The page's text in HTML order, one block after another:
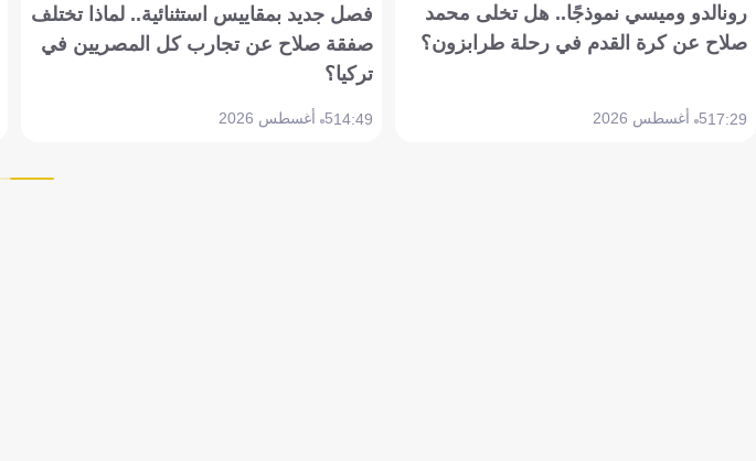
رونالدو وميسي نموذجًا.. هل تخلى محمد
صلاح عن كرة القدم في رحلة طرابزون؟
17:295 أغسطس 2026
فصل جديد بمقاييس استثنائية.. لماذا تختلف
صفقة صلاح عن تجارب كل المصريين في
تركيا؟
14:495 أغسطس 2026